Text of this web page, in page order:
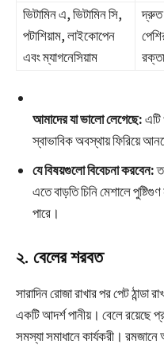
ভিটামিন এ, ভিটামিন সি,
পটাশিয়াম, লাইকোপেন
এবং ম্যাগনেসিয়াম
দ্রুত
আমাদের যা ভালো লেগেছে:
স্বাভাবিক অবস্থায় ফিরিয়ে
যে বিষয়গুলো বিবেচনা করবেন:
এতে বাড়তি চিনি মেশালে
পারে।
২. বেলের শরবত
সারাদিন রোজা রাখার পর পেট
একটি আদর্শ পানীয়। বেলে রয়েছে
সমস্যা সমাধানে কার্যকরী।